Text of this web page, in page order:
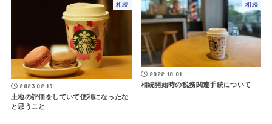
相続
2023.02.19
土地の評価をしていて便利になったな
と思うこと
相続
2022.10.01
相続開始時の税務関連手続について